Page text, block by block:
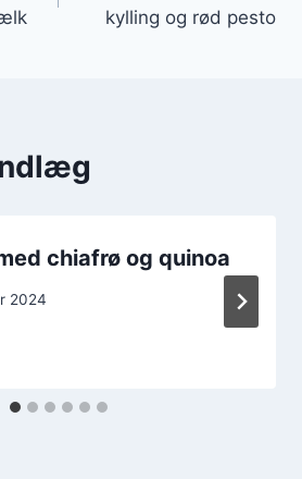
kylling og rød pesto
chiafrø og quinoa
2024